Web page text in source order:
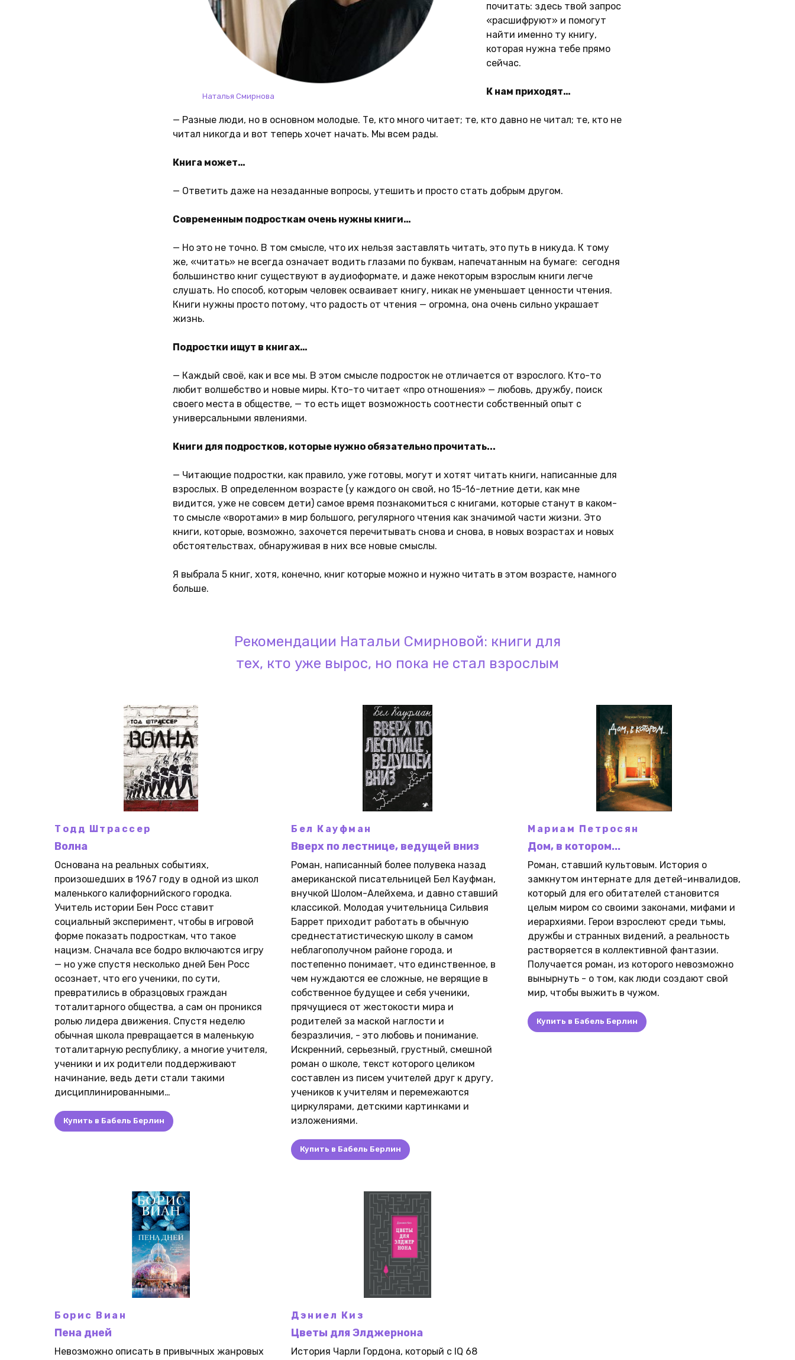
Наталья Смирнова
почитать: здесь твой запрос
«расшифруют» и помогут
найти именно ту книгу,
которая нужна тебе прямо
сейчас.
К нам приходят…
— Разные люди, но в основном молодые. Те, кто много читает; те, кто давно не читал; те, кто не
читал никогда и вот теперь хочет начать. Мы всем рады.
Книга может…
— Ответить даже на незаданные вопросы, утешить и просто стать добрым другом.
Современным подросткам очень нужны книги…
— Но это не точно. В том смысле, что их нельзя заставлять читать, это путь в никуда. К тому
же, «читать» не всегда означает водить глазами по буквам, напечатанным на бумаге: сегодня
большинство книг существуют в аудиоформате, и даже некоторым взрослым книги легче
слушать. Но способ, которым человек осваивает книгу, никак не уменьшает ценности чтения.
Книги нужны просто потому, что радость от чтения — огромна, она очень сильно украшает
жизнь.
Подростки ищут в книгах…
— Каждый своё, как и все мы. В этом смысле подросток не отличается от взрослого. Кто-то
любит волшебство и новые миры. Кто-то читает «про отношения» — любовь, дружбу, поиск
своего места в обществе, — то есть ищет возможность соотнести собственный опыт с
универсальными явлениями.
Книги для подростков, которые нужно обязательно прочитать...
— Читающие подростки, как правило, уже готовы, могут и хотят читать книги, написанные для
взрослых. В определенном возрасте (у каждого он свой, но 15-16-летние дети, как мне
видится, уже не совсем дети) самое время познакомиться с книгами, которые станут в каком-
то смысле «воротами» в мир большого, регулярного чтения как значимой части жизни. Это
книги, которые, возможно, захочется перечитывать снова и снова, в новых возрастах и новых
обстоятельствах, обнаруживая в них все новые смыслы.
Я выбрала 5 книг, хотя, конечно, книг которые можно и нужно читать в этом возрасте, намного
больше.
Рекомендации Натальи Смирновой: книги для
тех, кто уже вырос, но пока не стал взрослым
Тодд Штрассер
Волна
Основана на реальных событиях,
произошедших в 1967 году в одной из школ
маленького калифорнийского городка.
Учитель истории Бен Росс ставит
социальный эксперимент, чтобы в игровой
форме показать подросткам, что такое
нацизм. Сначала все бодро включаются игру
— но уже спустя несколько дней Бен Росс
осознает, что его ученики, по сути,
превратились в образцовых граждан
тоталитарного общества, а сам он проникся
ролью лидера движения. Спустя неделю
обычная школа превращается в маленькую
тоталитарную республику, а многие учителя,
ученики и их родители поддерживают
начинание, ведь дети стали такими
дисциплинированными…
Купить в Бабель Берлин
Бел Кауфман
Вверх по лестнице, ведущей вниз
Роман, написанный более полувека назад
американской писательницей Бел Кауфман,
внучкой Шолом-Алейхема, и давно ставший
классикой. Молодая учительница Сильвия
Баррет приходит работать в обычную
среднестатистическую школу в самом
неблагополучном районе города, и
постепенно понимает, что единственное, в
чем нуждаются ее сложные, не верящие в
собственное будущее и себя ученики,
прячущиеся от жестокости мира и
родителей за маской наглости и
безразличия, - это любовь и понимание.
Искренний, серьезный, грустный, смешной
роман о школе, текст которого целиком
составлен из писем учителей друг к другу,
учеников к учителям и перемежаются
циркулярами, детскими картинками и
изложениями.
Купить в Бабель Берлин
Мариам Петросян
Дом, в котором...
Роман, ставший культовым. История о
замкнутом интернате для детей-инвалидов,
который для его обитателей становится
целым миром со своими законами, мифами и
иерархиями. Герои взрослеют среди тьмы,
дружбы и странных видений, а реальность
растворяется в коллективной фантазии.
Получается роман, из которого невозможно
вынырнуть - о том, как люди создают свой
мир, чтобы выжить в чужом.
Купить в Бабель Берлин
Борис Виан
Пена дней
Невозможно описать в привычных жанровых
Дэниел Киз
Цветы для Элджернона
История Чарли Гордона, который с IQ 68